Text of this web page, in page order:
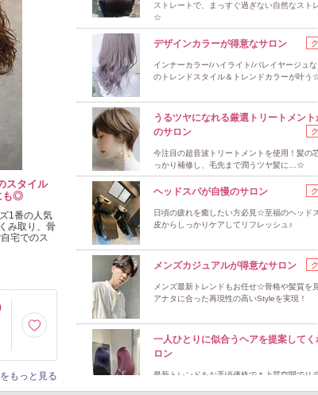
スタイル
も◎
1番の人気
み取り、骨
宅でのス
もっと見る
改善スト
☆
ての縮毛矯
も使える。
てる技術◎
もっと見る
ストレートで、まっすぐ過ぎない自然なスト
☆
デザインカラーが得意なサロン
インナーカラー/ハイライト/バレイヤージュ
のトレンドスタイル＆トレンドカラーが叶う
うるツヤになれる厳選トリートメント
のサロン
今注目の超音波トリートメントを使用！髪の
っかり補修し、毛先まで潤うツヤ髪に…☆
ヘッドスパが自慢のサロン
日頃の疲れを癒したい方必見☆至福のヘッド
皮からしっかりケアしてリフレッシュ♪
メンズカジュアルが得意なサロン
メンズ最新トレンドもお任せ☆骨格や髪質を
アナタに合った再現性の高いStyleを実現！
一人ひとりに似合うヘアを提案してく
ロン
最新トレンドをお手頃価格で＊上質空間でリ